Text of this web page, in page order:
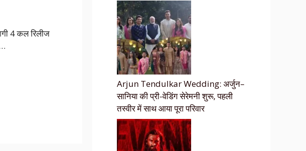
4 कल रिलीज
Arjun Tendulkar Wedding: अर्जुन–
सानिया की प्री-वेडिंग सेरेमनी शुरू, पहली
तस्वीर में साथ आया पूरा परिवार